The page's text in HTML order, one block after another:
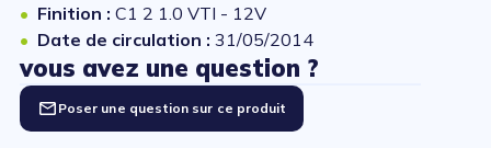
Finition : C1 2 1.0 VTI - 12V
Date de circulation : 31/05/2014
vous avez une question ?
Poser une question sur ce produit